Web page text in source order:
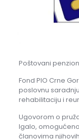
Poštovani
Fond PIO Crne
poslovnu
rehabilitaciju i
Ugovorom o
Igalo,
članovima